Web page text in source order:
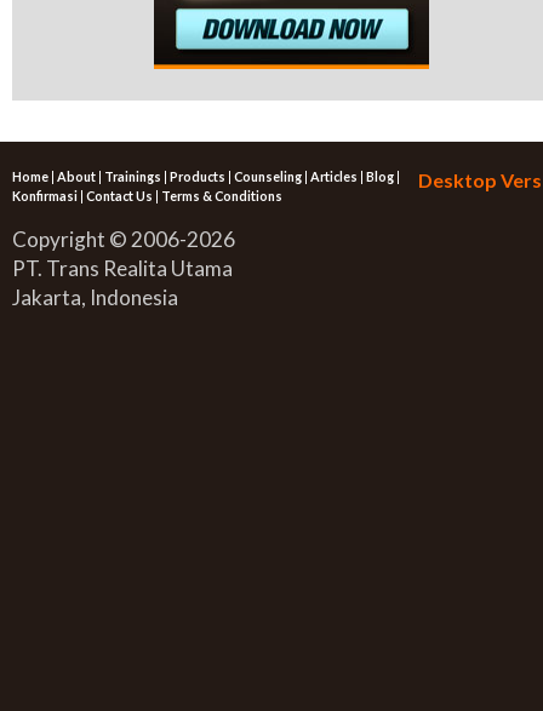
Desktop
Home | About | Trainings | Products | Counseling | Articles | Blog |
Konfirmasi | Contact Us | Terms & Conditions
Copyright © 2006-2026
PT. Trans Realita Utama
Jakarta, Indonesia